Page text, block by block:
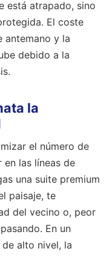
está atrapado, sino
El coste
antemano y la
debido a la
la
el número de
en las líneas de
una suite premium
paisaje, te
del vecino o, peor
En un
alto nivel, la